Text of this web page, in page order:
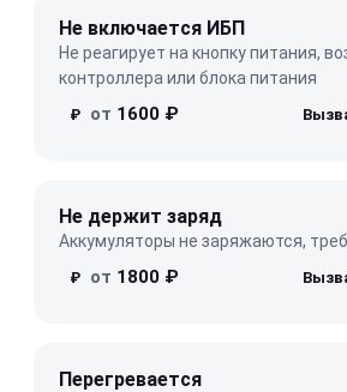
Не включается ИБП
Не реагирует на кнопку питания,
контроллера или блока питания
₽ от 1600 ₽
Не держит заряд
Аккумуляторы не заряжаются,
₽ от 1800 ₽
Перегревается